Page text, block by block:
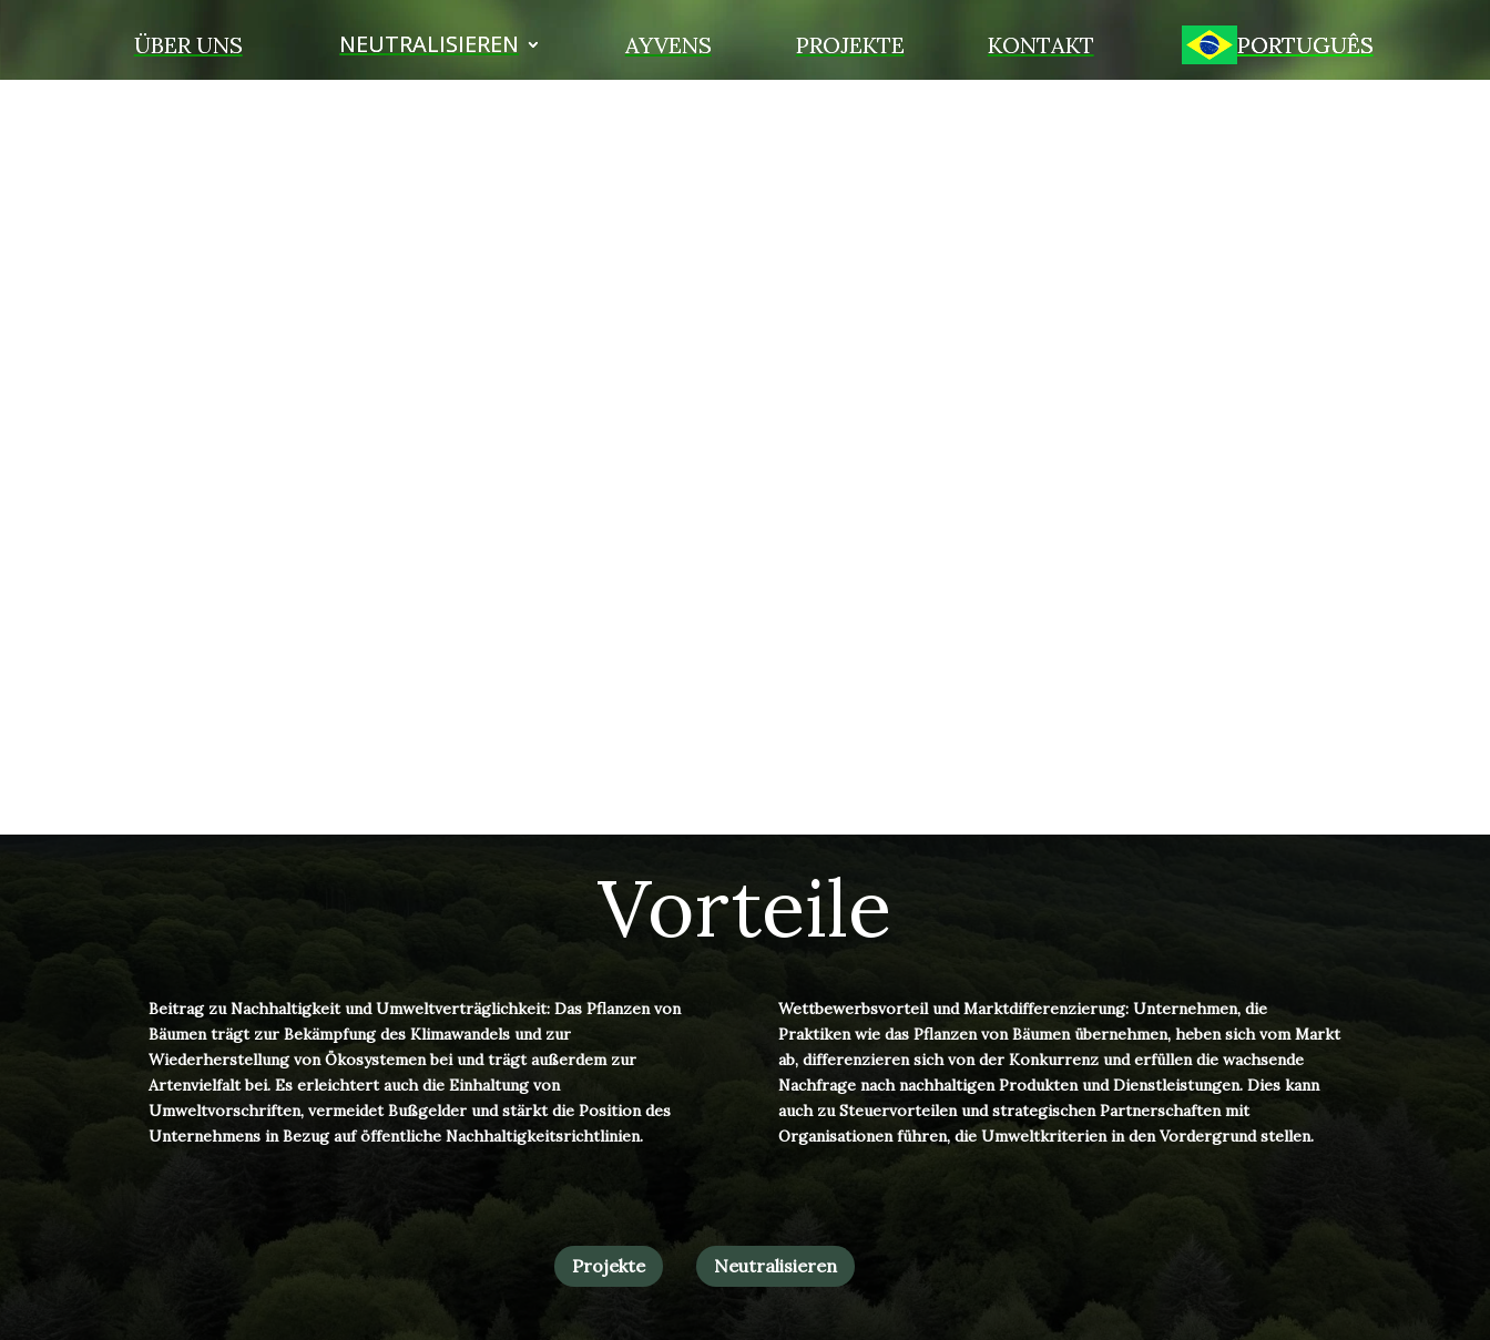
ÜBER UNS NEUTRALISIEREN AYVENS PROJEKTE KONTAKT PORTUGUÊS
Vorteile
Beitrag zu Nachhaltigkeit und Umweltverträglichkeit: Das Pflanzen von
Bäumen trägt zur Bekämpfung des Klimawandels und zur
Wiederherstellung von Ökosystemen bei und trägt außerdem zur
Artenvielfalt bei. Es erleichtert auch die Einhaltung von
Umweltvorschriften, vermeidet Bußgelder und stärkt die Position des
Unternehmens in Bezug auf öffentliche Nachhaltigkeitsrichtlinien.
Wettbewerbsvorteil und Marktdifferenzierung: Unternehmen, die
Praktiken wie das Pflanzen von Bäumen übernehmen, heben sich vom Markt
ab, differenzieren sich von der Konkurrenz und erfüllen die wachsende
Nachfrage nach nachhaltigen Produkten und Dienstleistungen. Dies kann
auch zu Steuervorteilen und strategischen Partnerschaften mit
Organisationen führen, die Umweltkriterien in den Vordergrund stellen.
Projekte Neutralisieren